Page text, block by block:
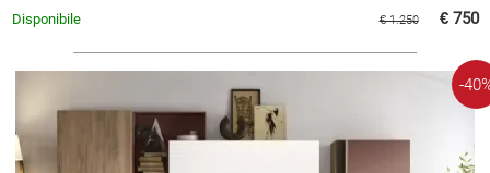
€ 1.250 € 750
Disponibile
-